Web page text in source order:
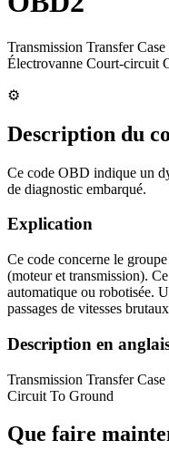
Transmission Transfer
Électrovanne Court-circuit
⚙️
Description du
Ce code OBD indique un
de diagnostic embarqué.
Explication
Ce code concerne le
(moteur et transmission).
automatique ou robotisée.
passages de vitesses
Description en
Transmission Transfer
Circuit To Ground
Que faire